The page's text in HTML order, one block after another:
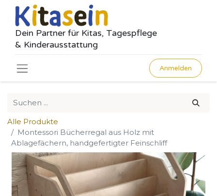
Dein Partner für Kitas, Tagespflege
& Kinderausstattung
Anmelden
Alle Produkte
Montessori Bücherregal aus Holz mit
Ablagefächern, handgefertigter Feinschliff